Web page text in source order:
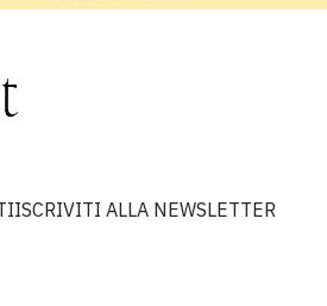
ISCRIVITI ALLA NEWSLETTER